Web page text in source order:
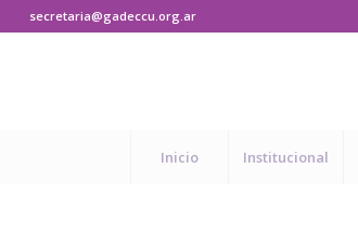
secretaria@gadeccu.org.ar
Inicio Institucional